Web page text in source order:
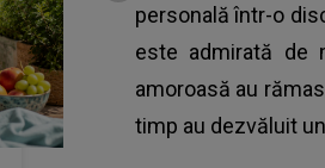
personală într-o
este admirată de
amoroasă au
timp au dezvăluit